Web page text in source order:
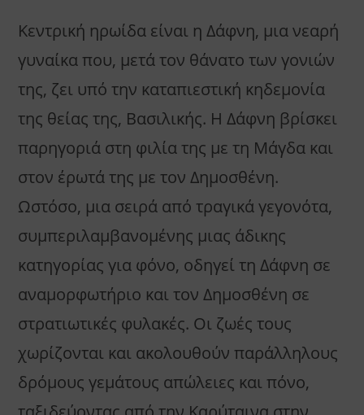
Κεντρική ηρωίδα είναι η Δάφνη, μια νεαρή
γυναίκα που, μετά τον θάνατο των γονιών
της, ζει υπό την καταπιεστική κηδεμονία
της θείας της, Βασιλικής. Η Δάφνη βρίσκει
παρηγοριά στη φιλία της με τη Μάγδα και
στον έρωτά της με τον Δημοσθένη.
Ωστόσο, μια σειρά από τραγικά γεγονότα,
συμπεριλαμβανομένης μιας άδικης
κατηγορίας για φόνο, οδηγεί τη Δάφνη σε
αναμορφωτήριο και τον Δημοσθένη σε
στρατιωτικές φυλακές. Οι ζωές τους
χωρίζονται και ακολουθούν παράλληλους
δρόμους γεμάτους απώλειες και πόνο,